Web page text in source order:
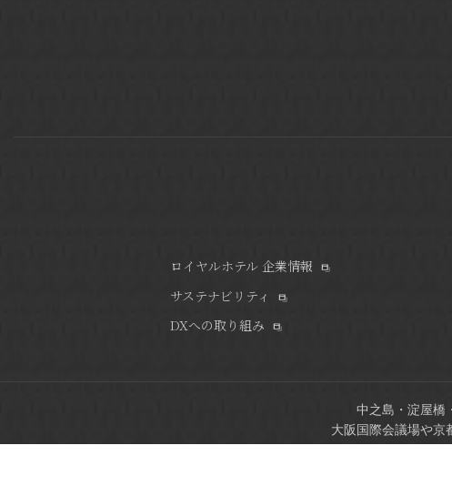
ロイヤルホテル 企業情報
サステナビリティ
DXへの取り組み
中之島・淀屋橋
大阪国際会議場や京